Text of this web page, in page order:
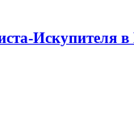
Искупителя